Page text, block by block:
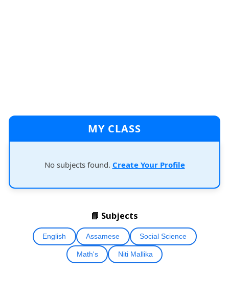
MY CLASS
No subjects found. Create Your Profile
📘 Subjects
English Assamese Social Science
Math's Niti Mallika